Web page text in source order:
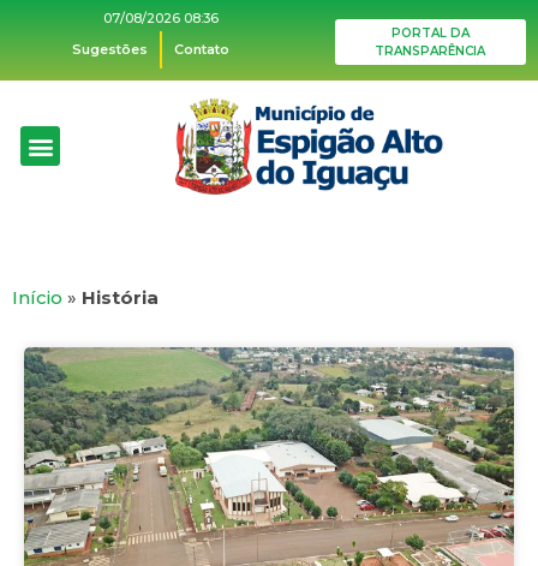
07/08/2026 08:36
Sugestões
Contato
PORTAL DA
TRANSPARÊNCIA
Início » História